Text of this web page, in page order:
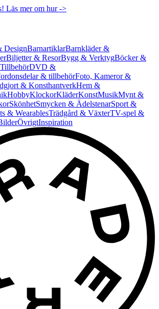
Läs mer om hur ->
DesignBarnartiklarBarnkläder &
Biljetter & ResorBygg & VerktygBöcker &
DVD &
& tillbehörFoto, Kameror &
& KonsthantverkHem &
HobbyKlockorKläderKonstMusikMynt &
SkönhetSmycken & ÄdelstenarSport &
& WearablesTrädgård & VäxterTV-spel &
ÖvrigtInspiration